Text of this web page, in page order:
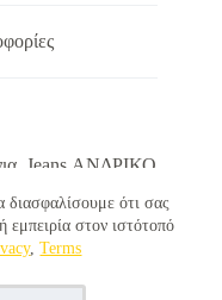
διασφαλίσουμε ότι σας
εμπειρία στον ιστότοπό
,Terms
Jeans ΑΝΔΡΙΚΟ